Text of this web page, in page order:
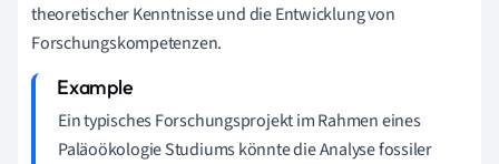
theoretischer Kenntnisse und die Entwicklung von
Forschungskompetenzen.
Ein typisches Forschungsprojekt im Rahmen eines
Paläoökologie Studiums könnte die Analyse fossiler